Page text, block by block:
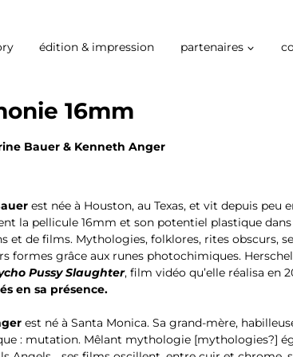
édition & impression partenaires
16mm
Bauer & Kenneth Anger
est née à Houston, au Texas, et vit depuis peu
la pellicule 16mm et son potentiel plastique
et de films. Mythologies, folklores, rites obscurs,
formes grâce aux runes photochimiques.
Pussy Slaughter, film vidéo qu’elle réalisa en
en sa présence.
est né à Santa Monica. Sa grand-mère,
: mutation. Mêlant mythologie [mythologies?]